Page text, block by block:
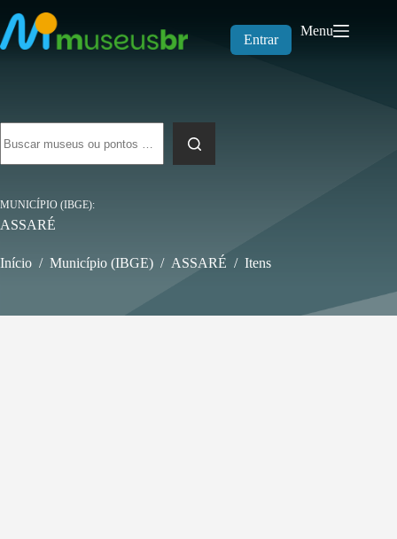
para
o
conteúdo
Entrar
Menu
resultados
MUNICÍPIO (IBGE)
ASSARÉ
Início / Município (IBGE) / ASSARÉ / Itens